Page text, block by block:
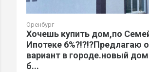
Оренбург
Хочешь купить дом,по
Ипотеке 6%?!?!?Предлагаю
вариант в городе.новый дом
б...